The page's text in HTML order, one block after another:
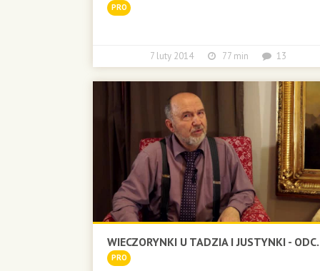
PRO
7 luty 2014 77 min 13
WIECZORYNKI U TADZIA I JUSTYNKI -
PRO